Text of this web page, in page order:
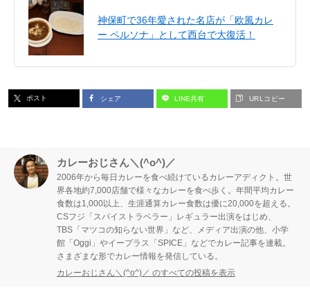
神保町で36年愛された名店が「欧風カレ
ー ペルソナ」として西台で大復活！
ポスト シェア LINE共有 URLコピー
カレーおじさん＼(^o^)／
2006年から毎日カレーを食べ続けているカレーアディクト。世
界各地約7,000店舗で様々なカレーを食べ歩く。年間平均カレー
食数は1,000以上、生涯通算カレー食数は優に20,000を超える。
CSフジ「スパイストラベラー」レギュラー出演をはじめ、
TBS「マツコの知らない世界」など、メディア出演の他、小学
館「Oggi」やイープラス「SPICE」などでカレー記事を連載。
さまざまな形でカレー情報を発信している。
カレーおじさん＼(^o^)／ のすべての投稿を表示